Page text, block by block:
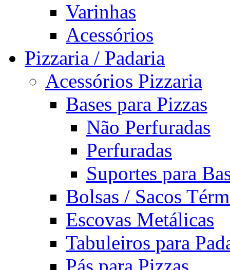
Varinhas
Acessórios
Pizzaria / Padaria
Acessórios Pizzaria
Bases para Pizzas
Não Perfuradas
Perfuradas
Suportes para
Bolsas / Sacos
Escovas Metálicas
Tabuleiros para